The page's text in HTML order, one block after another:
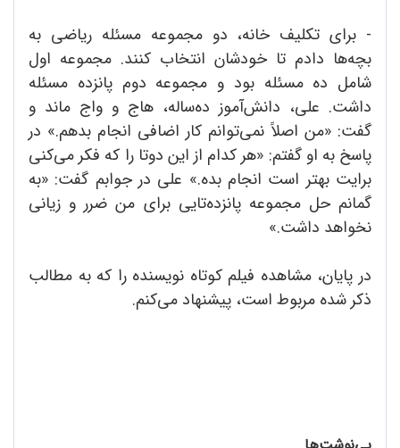
- برای تکلیف خانه، دو مجموعه مسئله ریاضی به
بچه‌ها دادم تا خودشان انتخاب کنند. مجموعه اول
شامل ده مسئله بود و مجموعه دوم پانزده مسئله
داشت. علی، دانش‌آموز ده‌ساله، هاج و واج ماند و
گفت: «من اصلاً نمی‌توانم کار اضافی انجام بدهم.» در
پاسخ به او گفتم: «هر کدام از این دوتا را که فکر می‌کنی
برایت بهتر است انجام بده.» علی در جوابم گفت: «به
گمانم حل مجموعه پانزده‌تایی برای من ضرر و زیانی
نخواهد داشت.»
در پایان، مشاهده فیلم کوتاه نویسنده را که به مطالب
ذکر شده مربوط است، پیشنهاد می‌کنم.